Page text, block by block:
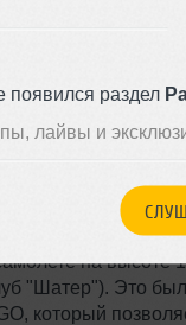
появился раздел
лайвы и
Vibes]
на высоте
"Шатер"). Это
который